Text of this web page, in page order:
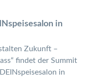
in
Zukunft –
findet der Summit
in